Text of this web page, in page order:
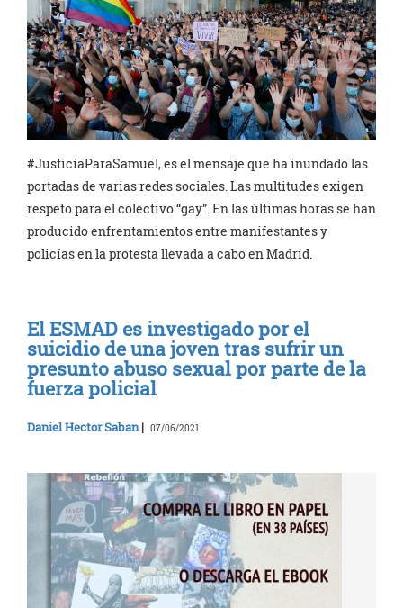
#JusticiaParaSamuel, es el mensaje que ha inundado las
portadas de varias redes sociales. Las multitudes exigen
respeto para el colectivo “gay”. En las últimas horas se han
producido enfrentamientos entre manifestantes y
policías en la protesta llevada a cabo en Madrid.
El ESMAD es investigado por el
suicidio de una joven tras sufrir un
presunto abuso sexual por parte de la
fuerza policial
Daniel Hector Saban| 07/06/2021